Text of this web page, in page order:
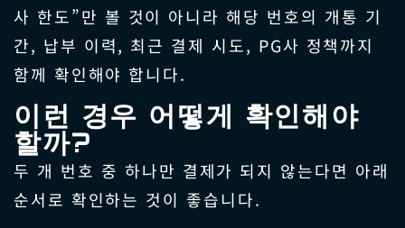
사 한도”만 볼 것이 아니라 해당 번호의 개통 기
간, 납부 이력, 최근 결제 시도, PG사 정책까지
함께 확인해야 합니다.
이런 경우 어떻게 확인해야
할까?
두 개 번호 중 하나만 결제가 되지 않는다면 아래
순서로 확인하는 것이 좋습니다.